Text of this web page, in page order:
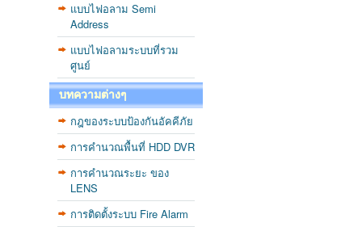
แบบไฟอลาม Semi
Address
แบบไฟอลามระบบที่รวม
ศูนย์
บทความต่างๆ
กฎของระบบป้องกันอัคคีภัย
การคำนวณพื้นที่ HDD DVR
การคำนวณระยะ ของ
LENS
การติดตั้งระบบ Fire Alarm